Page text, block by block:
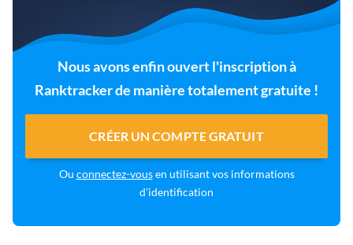
Nous avons enfin ouvert l'inscription à
Ranktracker de manière totalement gratuite !
CRÉER UN COMPTE GRATUIT
Ou connectez-vousen utilisant vos informations
d'identification